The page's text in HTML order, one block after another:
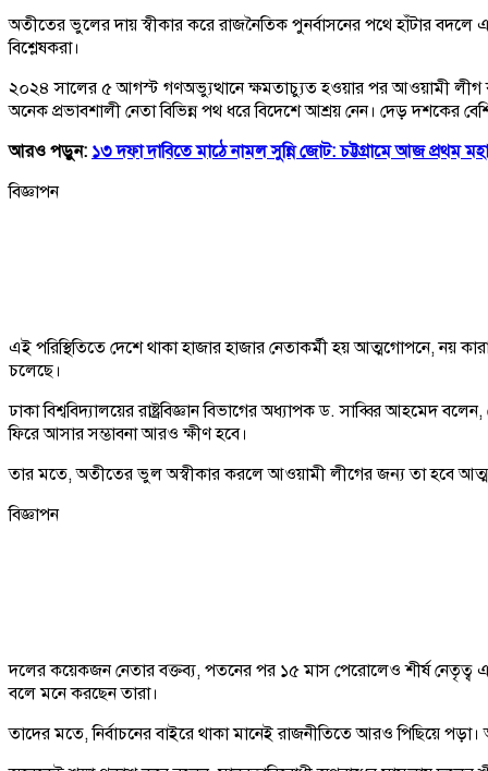
অতীতের ভুলের দায় স্বীকার করে রাজনৈতিক পুনর্বাসনের পথে হাঁটার বদলে
বিশ্লেষকরা।
২০২৪ সালের ৫ আগস্ট গণঅভ্যুত্থানে ক্ষমতাচ্যুত হওয়ার পর আওয়ামী লীগ
অনেক প্রভাবশালী নেতা বিভিন্ন পথ ধরে বিদেশে আশ্রয় নেন। দেড় দশকের
আরও পড়ুন: ১৩ দফা দাবিতে মাঠে নামল সুন্নি জোট: চট্টগ্রামে আজ প্রথম
বিজ্ঞাপন
এই পরিস্থিতিতে দেশে থাকা হাজার হাজার নেতাকর্মী হয় আত্মগোপনে, নয়
চলেছে।
ঢাকা বিশ্ববিদ্যালয়ের রাষ্ট্রবিজ্ঞান বিভাগের অধ্যাপক ড. সাব্বির আহমেদ
ফিরে আসার সম্ভাবনা আরও ক্ষীণ হবে।
তার মতে, অতীতের ভুল অস্বীকার করলে আওয়ামী লীগের জন্য তা হবে
বিজ্ঞাপন
দলের কয়েকজন নেতার বক্তব্য, পতনের পর ১৫ মাস পেরোলেও শীর্ষ নেতৃত্ব
বলে মনে করছেন তারা।
তাদের মতে, নির্বাচনের বাইরে থাকা মানেই রাজনীতিতে আরও পিছিয়ে